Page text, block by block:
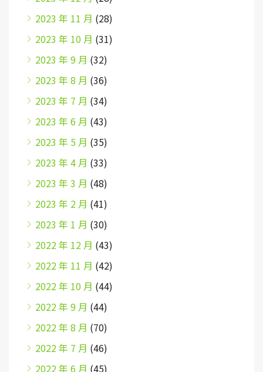
2023 年 11 月 (28)
2023 年 10 月 (31)
2023 年 9 月 (32)
2023 年 8 月 (36)
2023 年 7 月 (34)
2023 年 6 月 (43)
2023 年 5 月 (35)
2023 年 4 月 (33)
2023 年 3 月 (48)
2023 年 2 月 (41)
2023 年 1 月 (30)
2022 年 12 月 (43)
2022 年 11 月 (42)
2022 年 10 月 (44)
2022 年 9 月 (44)
2022 年 8 月 (70)
2022 年 7 月 (46)
2022 年 6 月 (45)